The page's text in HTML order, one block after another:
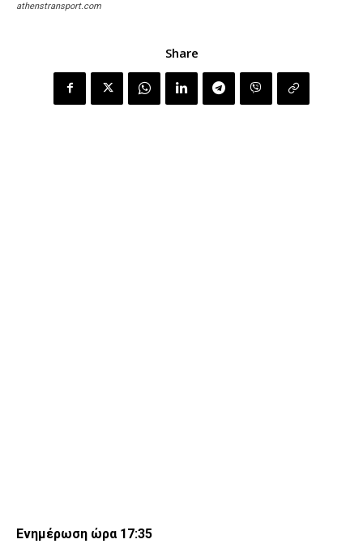
athenstransport.com
Share
Ενημέρωση ώρα 17:35